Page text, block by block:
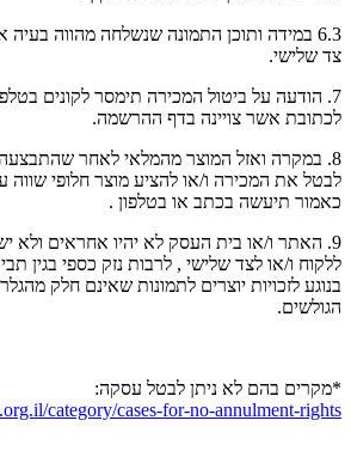
6.3 במידה ותוכן התמונה שנשלחה מהווה בעיה
צד שלישי.
7. הודעה על ביטול המכירה תימסר לקונים
לכתובת אשר צויינה בדף ההרשמה.
8. במקרה ואזל המוצר מהמלאי לאחר
לבטל את המכירה ו/או להציע מוצר חלופי שווה
כאמור תיעשה בכתב או בטלפון .
9. האתר ו/או בית העסק לא יהיו אחראים ולא
ללקוח ו/או לצד שלישי , לרבות נזק כספי בגין
בנוגע לזכויות יוצרים לתמונות שאינם חלק
הגולשים.
*מקרים בהם לא ניתן לבטל עסקה:
category/cases-for-no-annulment-rights